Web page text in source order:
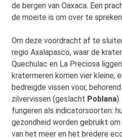
de bergen van Oaxaca. Een
de moeite is om over te
Om deze voordracht af te
regio Axalapasco, waar de
Quechulac en La Preciosa
kratermeren komen vier kleine,
bedreigde vissen voor,
zilvervissen (geslacht Poblana
fungeren als indicatorsoorten:
gezondheid worden gebruikt
van het meer en het bredere